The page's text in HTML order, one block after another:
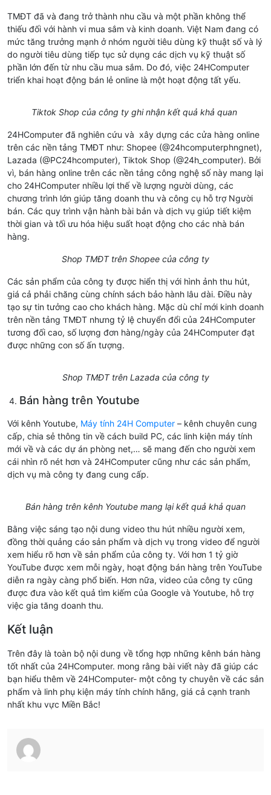
TMĐT đã và đang trở thành nhu cầu và một phần không thể
thiếu đối với hành vi mua sắm và kinh doanh. Việt Nam đang có
mức tăng trưởng mạnh ở nhóm người tiêu dùng kỹ thuật số và lý
do người tiêu dùng tiếp tục sử dụng các dịch vụ kỹ thuật số
phần lớn đến từ nhu cầu mua sắm. Do đó, việc 24HComputer
triển khai hoạt động bán lẻ online là một hoạt động tất yếu.
Tiktok Shop của công ty ghi nhận kết quả khả quan
24HComputer đã nghiên cứu và xây dựng các cửa hàng online
trên các nền tảng TMĐT như: Shopee (@24hcomputerphngnet),
Lazada (@PC24hcomputer), Tiktok Shop (@24h_computer). Bởi
vì, bán hàng online trên các nền tảng công nghệ số này mang lại
cho 24HComputer nhiều lợi thế về lượng người dùng, các
chương trình lớn giúp tăng doanh thu và công cụ hỗ trợ Người
bán. Các quy trình vận hành bài bản và dịch vụ giúp tiết kiệm
thời gian và tối ưu hóa hiệu suất hoạt động cho các nhà bán
hàng.
Shop TMĐT trên Shopee của công ty
Các sản phẩm của công ty được hiển thị với hình ảnh thu hút,
giá cả phải chăng cùng chính sách bảo hành lâu dài. Điều này
tạo sự tin tưởng cao cho khách hàng. Mặc dù chỉ mới kinh doanh
trên nền tảng TMĐT nhưng tỷ lệ chuyển đổi của 24HComputer
tương đối cao, số lượng đơn hàng/ngày của 24HComputer đạt
được những con số ấn tượng.
Shop TMĐT trên Lazada của công ty
Bán hàng trên Youtube
Với kênh Youtube, Máy tính 24H Computer – kênh chuyên cung
cấp, chia sẻ thông tin về cách build PC, các linh kiện máy tính
mới về và các dự án phòng net,… sẽ mang đến cho người xem
cái nhìn rõ nét hơn và 24HComputer cũng như các sản phẩm,
dịch vụ mà công ty đang cung cấp.
Bán hàng trên kênh Youtube mang lại kết quả khả quan
Bằng việc sáng tạo nội dung video thu hút nhiều người xem,
đồng thời quảng cáo sản phẩm và dịch vụ trong video để người
xem hiểu rõ hơn về sản phẩm của công ty. Với hơn 1 tỷ giờ
YouTube được xem mỗi ngày, hoạt động bán hàng trên YouTube
diễn ra ngày càng phổ biến. Hơn nữa, video của công ty cũng
được đưa vào kết quả tìm kiếm của Google và Youtube, hỗ trợ
việc gia tăng doanh thu.
Kết luận
Trên đây là toàn bộ nội dung về tổng hợp những kênh bán hàng
tốt nhất của 24HComputer. mong rằng bài viết này đã giúp các
bạn hiểu thêm về 24HComputer- một công ty chuyên về các sản
phẩm và linh phụ kiện máy tính chính hãng, giá cả cạnh tranh
nhất khu vực Miền Bắc!